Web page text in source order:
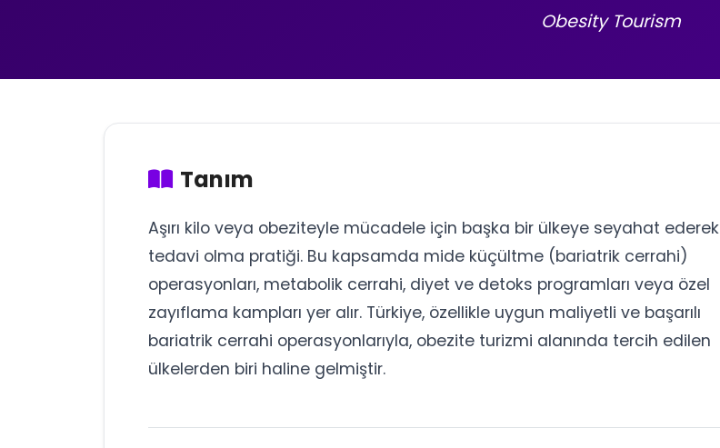
Obesity Tourism
Tanım
Aşırı kilo veya obeziteyle mücadele için başka bir ülkeye seyahat ederek
tedavi olma pratiği. Bu kapsamda mide küçültme (bariatrik cerrahi)
operasyonları, metabolik cerrahi, diyet ve detoks programları veya özel
zayıflama kampları yer alır. Türkiye, özellikle uygun maliyetli ve başarılı
bariatrik cerrahi operasyonlarıyla, obezite turizmi alanında tercih edilen
ülkelerden biri haline gelmiştir.